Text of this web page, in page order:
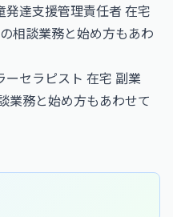
発達支援管理責任者 在宅
相談業務と始め方もあわ
ーセラピスト 在宅 副業
業務と始め方もあわせて